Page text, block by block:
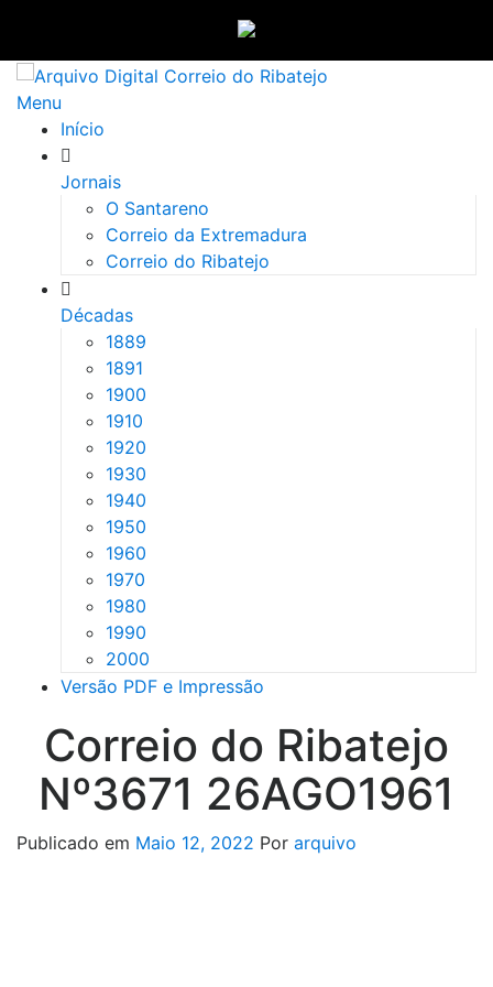
Saltar
para
conteúdo
Menu
Início
Jornais
O Santareno
Correio da Extremadura
Correio do Ribatejo
Décadas
1889
1891
1900
1910
1920
1930
1940
1950
1960
1970
1980
1990
2000
Versão PDF e Impressão
Correio do Ribatejo
Nº3671 26AGO1961
Publicado em Maio 12, 2022 Por arquivo